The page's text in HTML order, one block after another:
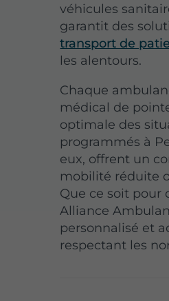
véhicules
garantit des
transport de
les alentours.
Chaque
médical de
optimale des
programmés à
eux, offrent un
mobilité réduite
Que ce soit pour
Alliance
personnalisé et
respectant les